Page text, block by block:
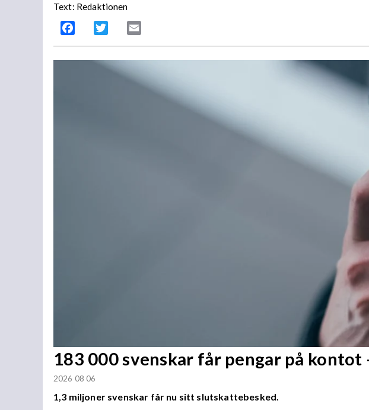
Text: Redaktionen
Facebook Twitter
183 000 svenskar får pengar på kontot
2026 08 06
1,3 miljoner svenskar får nu sitt slutskattebesked.